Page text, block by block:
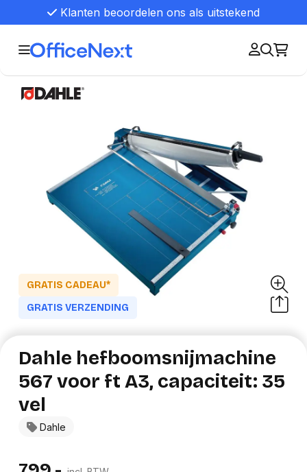
Klanten beoordelen ons als uitstekend
GRATIS CADEAU*
GRATIS VERZENDING
Dahle
Dahle hefboomsnijmachine
567 voor ft A3, capaciteit: 35
vel